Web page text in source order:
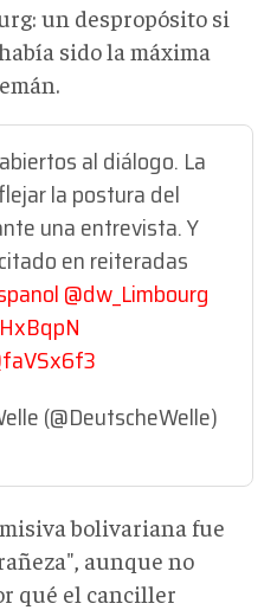
un despropósito si
sido la máxima
al diálogo. La
la postura del
una entrevista. Y
en reiteradas
@dw_Limbourg
(@DeutscheWelle)
bolivariana fue
aunque no
qué el canciller